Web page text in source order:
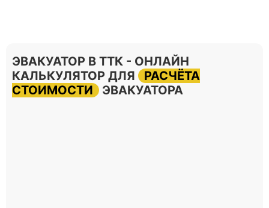
ЭВАКУАТОР В ТТК - ОНЛАЙН
КАЛЬКУЛЯТОР ДЛЯ
РАСЧЁТА
СТОИМОСТИ
ЭВАКУАТОРА